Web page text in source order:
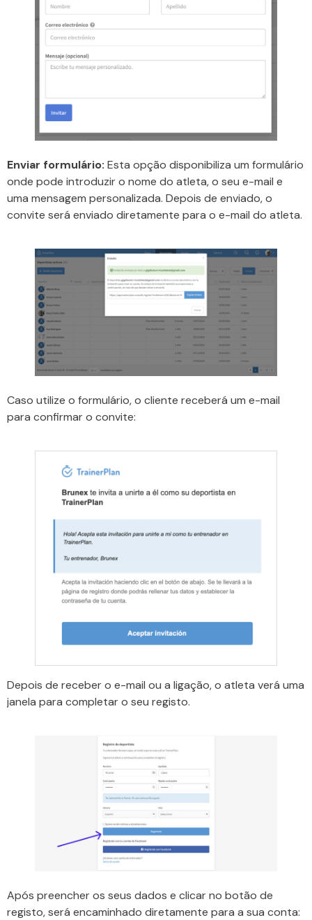
Enviar formulário: Esta opção disponibiliza um formulário
onde pode introduzir o nome do atleta, o seu e-mail e
uma mensagem personalizada. Depois de enviado, o
convite será enviado diretamente para o e-mail do atleta.
Caso utilize o formulário, o cliente receberá um e-mail
para confirmar o convite:
Depois de receber o e-mail ou a ligação, o atleta verá uma
janela para completar o seu registo.
Após preencher os seus dados e clicar no botão de
registo, será encaminhado diretamente para a sua conta: